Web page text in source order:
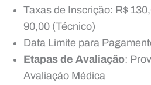
Taxas de Inscrição: R$
90,00 (Técnico)
Data Limite para
Etapas de Avaliação:
Avaliação Médica